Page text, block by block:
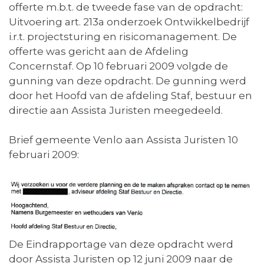
offerte m.b.t. de tweede fase van de opdracht:
Uitvoering art. 213a onderzoek Ontwikkelbedrijf
i.r.t. projectsturing en risicomanagement. De
offerte was gericht aan de Afdeling
Concernstaf. Op 10 februari 2009 volgde de
gunning van deze opdracht. De gunning werd
door het Hoofd van de afdeling Staf, bestuur en
directie aan Assista Juristen meegedeeld.
Brief gemeente Venlo aan Assista Juristen 10
februari 2009:
De Eindrapportage van deze opdracht werd
door Assista Juristen op 12 juni 2009 naar de